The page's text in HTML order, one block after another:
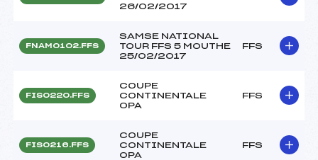
26/02/2017
FNAM0102.FFS
SAMSE NATIONAL
TOUR FFS 5 MOUTHE
25/02/2017
FFS
FIS0220.FFS
COUPE
CONTINENTALE
OPA
FFS
FIS0216.FFS
COUPE
CONTINENTALE
OPA
FFS